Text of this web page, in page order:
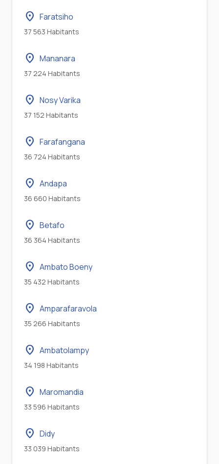
location_on Faratsiho
37 563 Habitants
location_on Mananara
37 224 Habitants
location_on Nosy Varika
37 152 Habitants
location_on Farafangana
36 724 Habitants
location_on Andapa
36 660 Habitants
location_on Betafo
36 364 Habitants
location_on Ambato Boeny
35 432 Habitants
location_on Amparafaravola
35 266 Habitants
location_on Ambatolampy
34 198 Habitants
location_on Maromandia
33 596 Habitants
location_on Didy
33 039 Habitants